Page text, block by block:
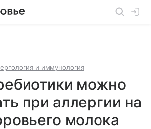
и иммунология
можно
при аллергии на
молока